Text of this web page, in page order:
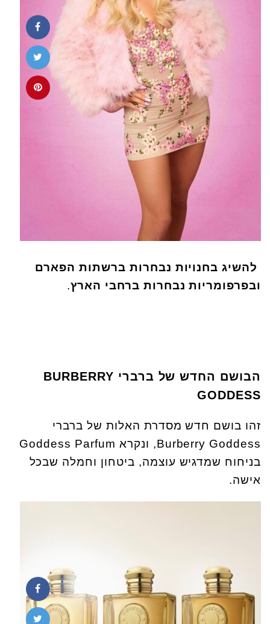
להשיג בחנויות נבחרות ברשתות הפארם
ובפרפומריות נבחרות ברחבי הארץ.
הבושם החדש של ברברי BURBERRY
GODDESS
זהו בושם חדש מסדרת האלות של ברברי
Burberry Goddess, ונקרא Goddess Parfum
בניחוח שמדגיש עוצמה, ביטחון וחמלה שבכל
אישה.